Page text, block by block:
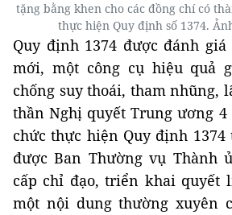
tặng bằng khen cho các đồng chí có
thực hiện Quy định số 1374.
Quy định 1374 được đánh
mới, một công cụ hiệu quả
chống suy thoái, tham nhũng,
thần Nghị quyết Trung ương
chức thực hiện Quy định
được Ban Thường vụ Thành
cấp chỉ đạo, triển khai quyết
một nội dung thường xuyên